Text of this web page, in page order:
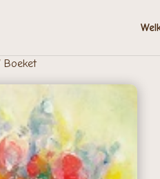
Boeket